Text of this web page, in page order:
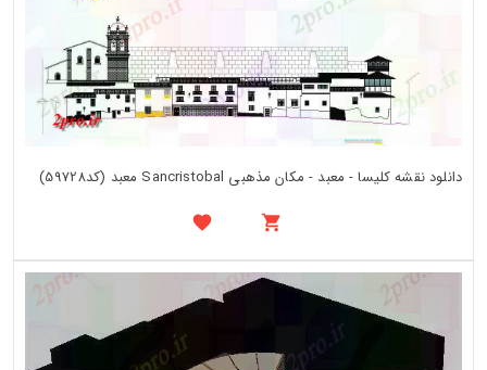
دانلود نقشه کلیسا - معبد - مکان مذهبی Sancristobal معبد (کد59728)